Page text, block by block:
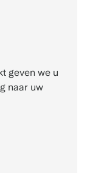
geven we u
naar uw